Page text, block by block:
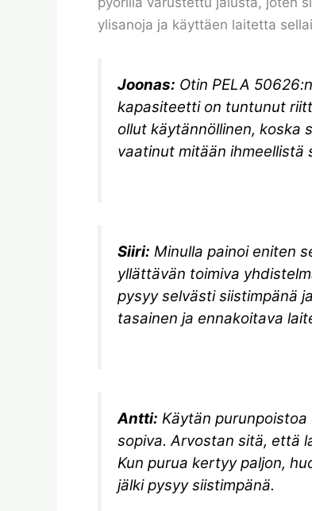
ylisanoja ja käyttäen laitetta
Joonas: Otin PELA
kapasiteetti on tuntunut
ollut käytännöllinen, koska
vaatinut mitään ihmeellistä
Siiri: Minulla painoi eniten
yllättävän toimiva
pysyy selvästi siistimpänä
tasainen ja ennakoitava
Antti: Käytän
sopiva. Arvostan sitä, että
Kun purua kertyy paljon,
jälki pysyy siistimpänä.